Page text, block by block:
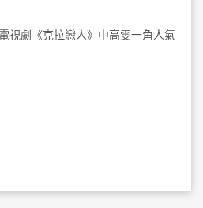
視劇《克拉戀人》中高雯一角人氣